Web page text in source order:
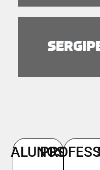
ALUNOS